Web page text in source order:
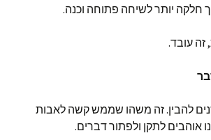
חלקה יותר לשיחה פתוחה וכנה.
להבין. זה משהו שממש קשה לאבות
אוהבים לתקן ולפתור דברים.